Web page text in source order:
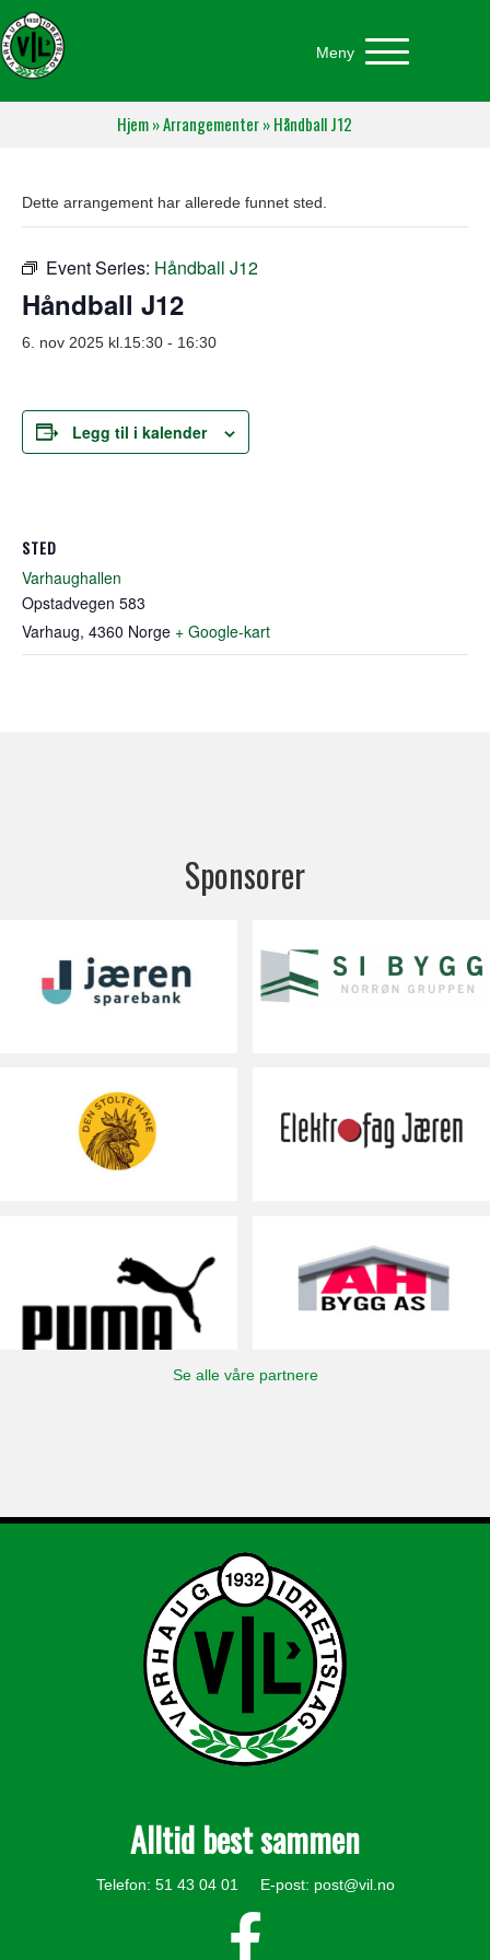
Meny
Hjem»Arrangementer»Håndball J12
Dette arrangement har allerede funnet sted.
Event Series: Håndball J12
Håndball J12
6. nov 2025 kl.15:30 - 16:30
Legg til i kalender
STED
Varhaughallen
Opstadvegen 583
Varhaug, 4360 Norge + Google-kart
Sponsorer
Se alle våre partnere
Alltid best sammen
Telefon: 51 43 04 01 E-post: post@vil.no